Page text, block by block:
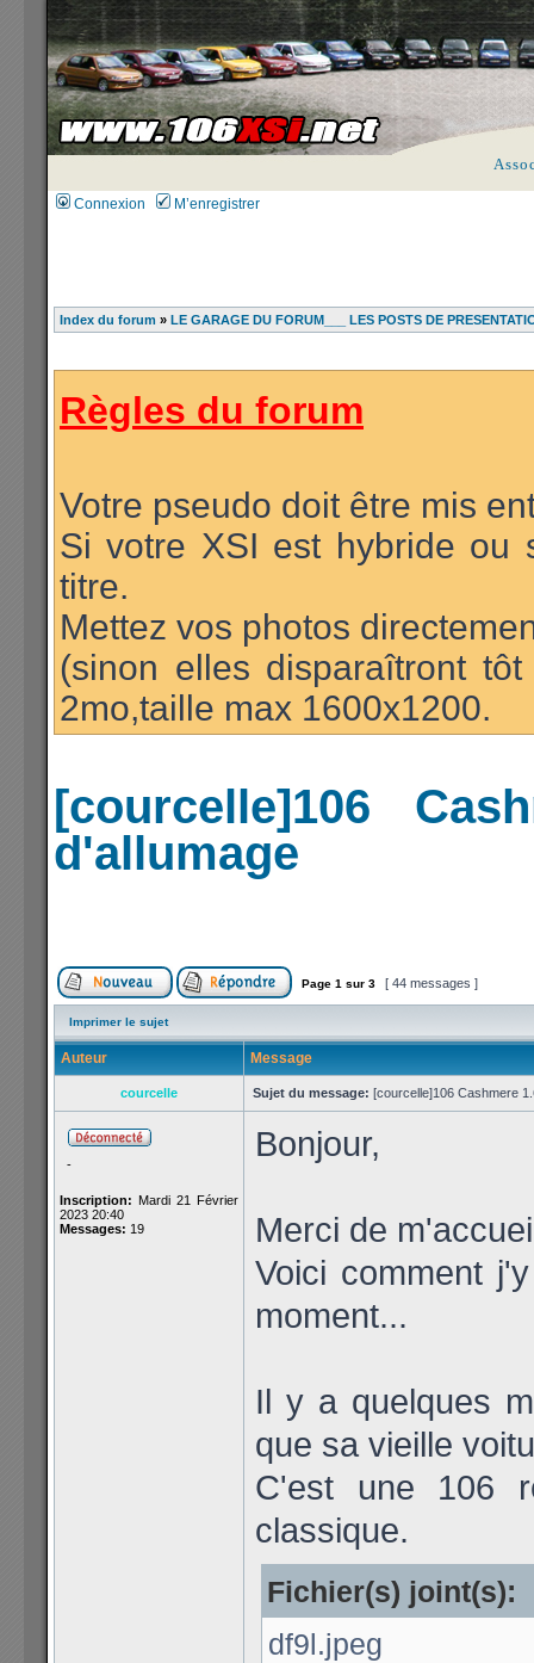
Connexion M’enregistrer
Index du forum » LE GARAGE DU FORUM___ LES POSTS DE
Règles du forum
Votre pseudo doit être mis
Si votre XSI est hybride ou
titre.
Mettez vos photos
(sinon elles disparaîtront
2mo,taille max 1600x1200.
[courcelle]106
d'allumage
Page 1 sur 3 [ 44 messages ]
Imprimer le sujet
Auteur Message
courcelle Sujet du message: [courcelle]106 Cashmere
-
Inscription: Mardi 21 Février
2023 20:40
Messages: 19
Bonjour,
Merci de
Voici comment
moment...
Il y a quelques
que sa vieille
C'est une 106
classique.
Fichier(s) joint(s):
df9l.jpeg